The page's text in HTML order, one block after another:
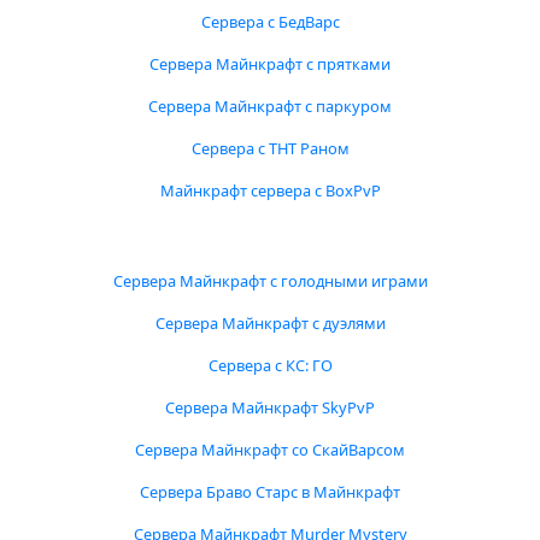
Сервера с БедВарс
Сервера Майнкрафт с прятками
Сервера Майнкрафт с паркуром
Сервера с ТНТ Раном
Майнкрафт сервера с BoxPvP
Сервера Майнкрафт с голодными играми
Сервера Майнкрафт с дуэлями
Сервера с КС: ГО
Сервера Майнкрафт SkyPvP
Сервера Майнкрафт со СкайВарсом
Сервера Браво Старс в Майнкрафт
Сервера Майнкрафт Murder Mystery